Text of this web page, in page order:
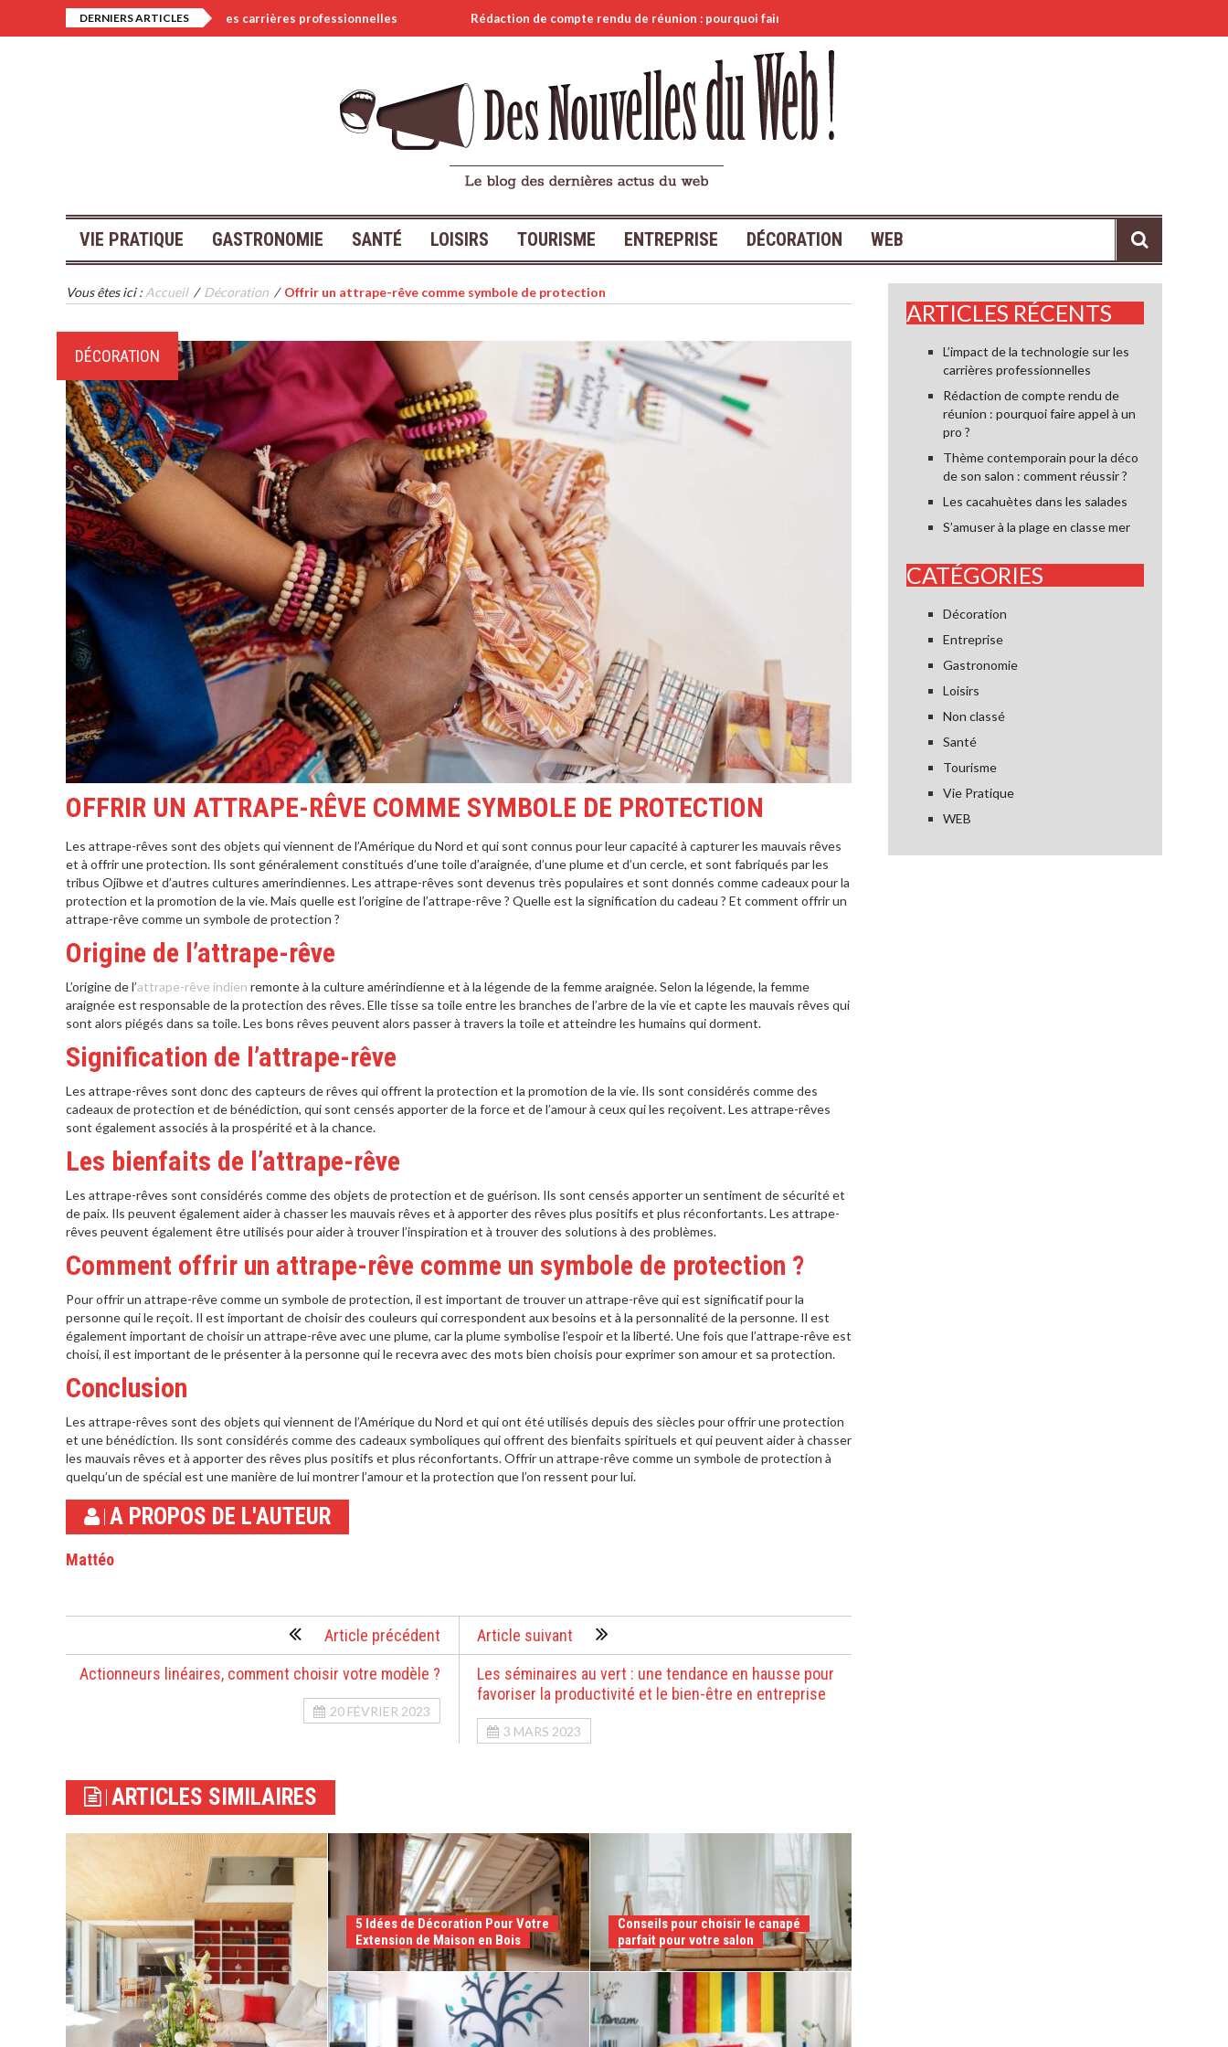
DERNIERS ARTICLES
de la technologie sur les carrières professionnelles Rédaction de compte rendu de réunion : pourquoi faire appel à un pro ?
VIE PRATIQUE GASTRONOMIE SANTÉ LOISIRS TOURISME ENTREPRISE DÉCORATION WEB
Vous êtes ici : Accueil / Décoration / Offrir un attrape-rêve comme symbole de protection
DÉCORATION
OFFRIR UN ATTRAPE-RÊVE COMME SYMBOLE DE PROTECTION
Les attrape-rêves sont des objets qui viennent de l’Amérique du Nord et qui sont connus pour leur capacité à capturer les mauvais rêves
et à offrir une protection. Ils sont généralement constitués d’une toile d’araignée, d’une plume et d’un cercle, et sont fabriqués par les
tribus Ojibwe et d’autres cultures amerindiennes. Les attrape-rêves sont devenus très populaires et sont donnés comme cadeaux pour la
protection et la promotion de la vie. Mais quelle est l’origine de l’attrape-rêve ? Quelle est la signification du cadeau ? Et comment offrir un
attrape-rêve comme un symbole de protection ?
Origine de l’attrape-rêve
L’origine de l’attrape-rêve indien remonte à la culture amérindienne et à la légende de la femme araignée. Selon la légende, la femme
araignée est responsable de la protection des rêves. Elle tisse sa toile entre les branches de l’arbre de la vie et capte les mauvais rêves qui
sont alors piégés dans sa toile. Les bons rêves peuvent alors passer à travers la toile et atteindre les humains qui dorment.
Signification de l’attrape-rêve
Les attrape-rêves sont donc des capteurs de rêves qui offrent la protection et la promotion de la vie. Ils sont considérés comme des
cadeaux de protection et de bénédiction, qui sont censés apporter de la force et de l’amour à ceux qui les reçoivent. Les attrape-rêves
sont également associés à la prospérité et à la chance.
Les bienfaits de l’attrape-rêve
Les attrape-rêves sont considérés comme des objets de protection et de guérison. Ils sont censés apporter un sentiment de sécurité et
de paix. Ils peuvent également aider à chasser les mauvais rêves et à apporter des rêves plus positifs et plus réconfortants. Les attrape-
rêves peuvent également être utilisés pour aider à trouver l’inspiration et à trouver des solutions à des problèmes.
Comment offrir un attrape-rêve comme un symbole de protection ?
Pour offrir un attrape-rêve comme un symbole de protection, il est important de trouver un attrape-rêve qui est significatif pour la
personne qui le reçoit. Il est important de choisir des couleurs qui correspondent aux besoins et à la personnalité de la personne. Il est
également important de choisir un attrape-rêve avec une plume, car la plume symbolise l’espoir et la liberté. Une fois que l’attrape-rêve est
choisi, il est important de le présenter à la personne qui le recevra avec des mots bien choisis pour exprimer son amour et sa protection.
Conclusion
Les attrape-rêves sont des objets qui viennent de l’Amérique du Nord et qui ont été utilisés depuis des siècles pour offrir une protection
et une bénédiction. Ils sont considérés comme des cadeaux symboliques qui offrent des bienfaits spirituels et qui peuvent aider à chasser
les mauvais rêves et à apporter des rêves plus positifs et plus réconfortants. Offrir un attrape-rêve comme un symbole de protection à
quelqu’un de spécial est une manière de lui montrer l’amour et la protection que l’on ressent pour lui.
A PROPOS DE L'AUTEUR
Mattéo
Article précédent
Actionneurs linéaires, comment choisir votre modèle ?
20 FÉVRIER 2023
Article suivant
Les séminaires au vert : une tendance en hausse pour
favoriser la productivité et le bien-être en entreprise
3 MARS 2023
ARTICLES SIMILAIRES
5 Idées de Décoration Pour Votre
Extension de Maison en Bois
Conseils pour choisir le canapé
parfait pour votre salon
ARTICLES RÉCENTS
L’impact de la technologie sur les
carrières professionnelles
Rédaction de compte rendu de
réunion : pourquoi faire appel à un
pro ?
Thème contemporain pour la déco
de son salon : comment réussir ?
Les cacahuètes dans les salades
S’amuser à la plage en classe mer
CATÉGORIES
Décoration
Entreprise
Gastronomie
Loisirs
Non classé
Santé
Tourisme
Vie Pratique
WEB